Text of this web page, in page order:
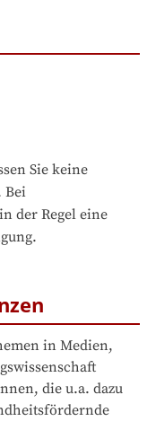
Sie keine
Bei
der Regel eine
in Medien,
die u.a. dazu